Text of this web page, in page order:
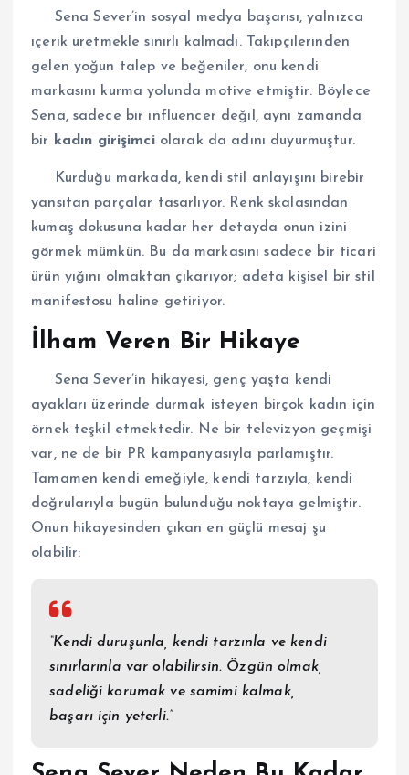
Sena Sever’in sosyal medya başarısı, yalnızca
içerik üretmekle sınırlı kalmadı. Takipçilerinden
gelen yoğun talep ve beğeniler, onu kendi
markasını kurma yolunda motive etmiştir. Böylece
Sena, sadece bir influencer değil, aynı zamanda
bir
kadın girişimciolarak da adını duyurmuştur.
Kurduğu markada, kendi stil anlayışını birebir
yansıtan parçalar tasarlıyor. Renk skalasından
kumaş dokusuna kadar her detayda onun izini
görmek mümkün. Bu da markasını sadece bir ticari
ürün yığını olmaktan çıkarıyor; adeta kişisel bir stil
manifestosu haline getiriyor.
İlham Veren Bir Hikaye
Sena Sever’in hikayesi, genç yaşta kendi
ayakları üzerinde durmak isteyen birçok kadın için
örnek teşkil etmektedir. Ne bir televizyon geçmişi
var, ne de bir PR kampanyasıyla parlamıştır.
Tamamen kendi emeğiyle, kendi tarzıyla, kendi
doğrularıyla bugün bulunduğu noktaya gelmiştir.
Onun hikayesinden çıkan en güçlü mesaj şu
olabilir:
“Kendi duruşunla, kendi tarzınla ve kendi
sınırlarınla var olabilirsin. Özgün olmak,
sadeliği korumak ve samimi kalmak,
başarı için yeterli.”